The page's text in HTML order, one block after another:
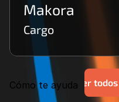
Ver
Makora
Cargo
Cómo te ayuda